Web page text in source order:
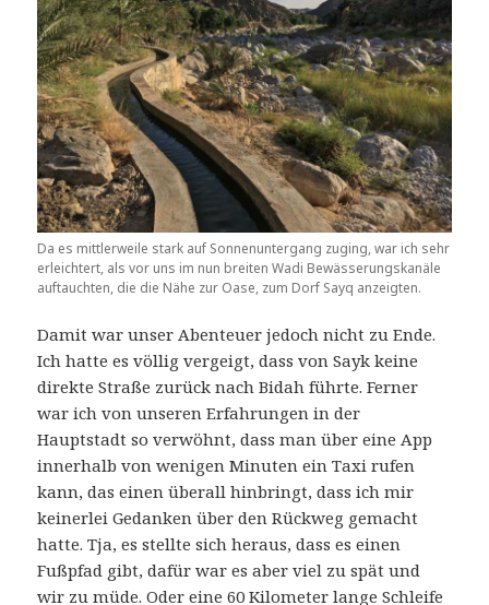
Da es mittlerweile stark auf Sonnenuntergang zuging, war ich sehr
erleichtert, als vor uns im nun breiten Wadi Bewässerungskanäle
auftauchten, die die Nähe zur Oase, zum Dorf Sayq anzeigten.
Damit war unser Abenteuer jedoch nicht zu Ende.
Ich hatte es völlig vergeigt, dass von Sayk keine
direkte Straße zurück nach Bidah führte. Ferner
war ich von unseren Erfahrungen in der
Hauptstadt so verwöhnt, dass man über eine App
innerhalb von wenigen Minuten ein Taxi rufen
kann, das einen überall hinbringt, dass ich mir
keinerlei Gedanken über den Rückweg gemacht
hatte. Tja, es stellte sich heraus, dass es einen
Fußpfad gibt, dafür war es aber viel zu spät und
wir zu müde. Oder eine 60 Kilometer lange Schleife